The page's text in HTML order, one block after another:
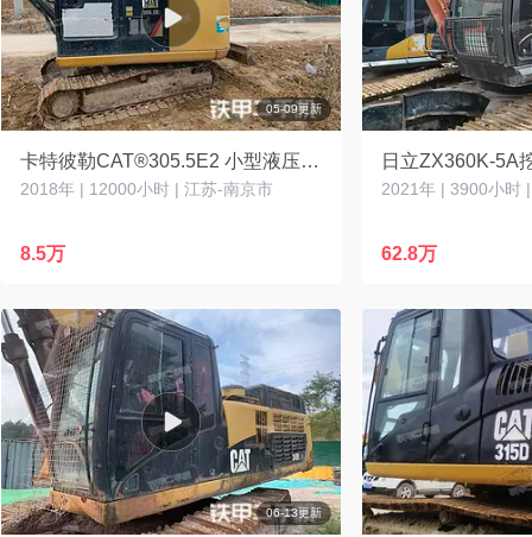
05-09更新
卡特彼勒CAT®305.5E2 小型液压挖掘机
2018年 | 12000小时 | 江苏-南京市
8.5万
日立ZX360K-5A
2021年 | 3900小时
62.8万
06-13更新